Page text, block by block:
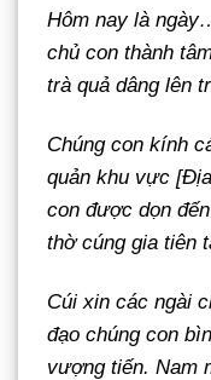
Hôm nay là
chủ con thành
trà quả dâng lên
Chúng con kính
quản khu vực
con được dọn
thờ cúng gia tiên
Cúi xin các ngài
đạo chúng con
vượng tiến. Nam